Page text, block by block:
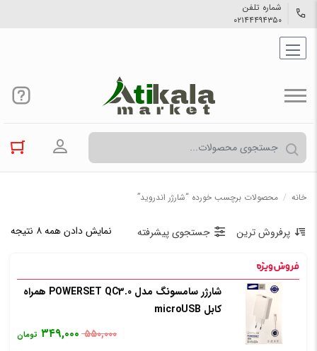
شماره تلفن
۰۲۱۴۴۴۹۴۳۵۰
ورود به
خانه / محصولات برچسب خورده “شارژر اندروید”
نمایش دادن همه ۸ نتیجه پرفروش ترین جستجوی پیشرفته
شارژر سامسونگ مدل POWERSET QC3.0 همراه
کابل microUSB
۵۵۰,۰۰۰ ۳۴۹,۰۰۰ تومان